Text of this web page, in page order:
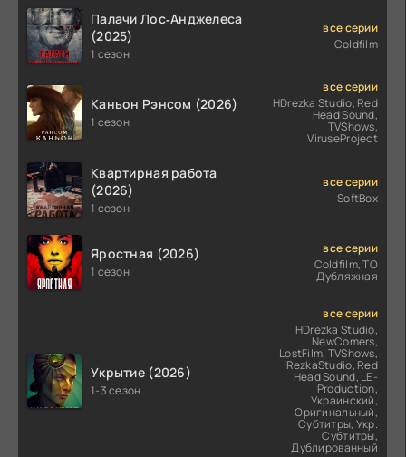
Палачи Лос‑Анджелеса
(2025)
1 сезон
все серии
Coldfilm
Каньон Рэнсом (2026)
1 сезон
все серии
HDrezka Studio, Red
Head Sound,
TVShows,
ViruseProject
Квартирная работа
(2026)
1 сезон
все серии
SoftBox
Яростная (2026)
1 сезон
все серии
Coldfilm, ТО
Дубляжная
Укрытие (2026)
1-3 сезон
все серии
HDrezka Studio,
NewComers,
LostFilm, TVShows,
RezkaStudio, Red
Head Sound, LE-
Production,
Украинский,
Оригинальный,
Субтитры, Укр.
Субтитры,
Дублированный